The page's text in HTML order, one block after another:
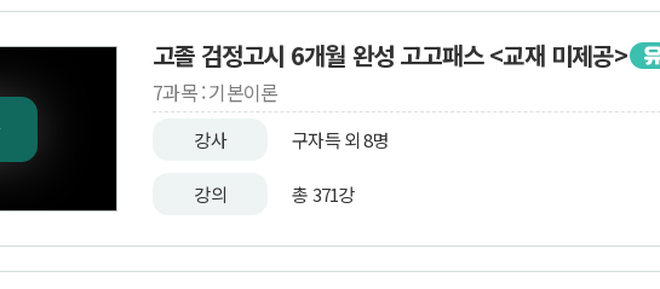
고졸 검정고시 6개월 완성 고고패스 <교재 미제공>
7과목 : 기본이론
강사 구자득 외 8명
강의 총 371강